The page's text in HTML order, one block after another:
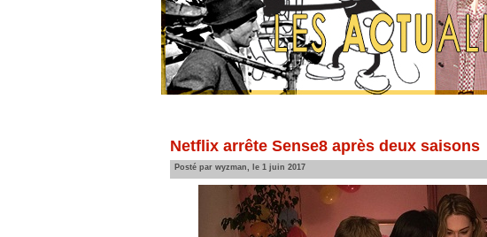
Netflix arrête Sense8 après deux saisons
Posté par wyzman, le 1 juin 2017